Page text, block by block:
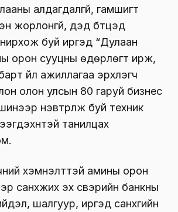
алдагдалгүй, гамшигт
жорлонгүй, дэд бүтцэд
буй иргэд “Дулаан
орон сууцны өдөрлөгт ирж,
үйл ажиллагаа эрхлэгч
олон улсын 80 гаруй бизнес
нэвтрүүлж буй техник
танилцах
хэмнэлттэй амины орон
санхүүжих эх үүсвэрийн банкны
шалгуур, иргэд санхүүгийн